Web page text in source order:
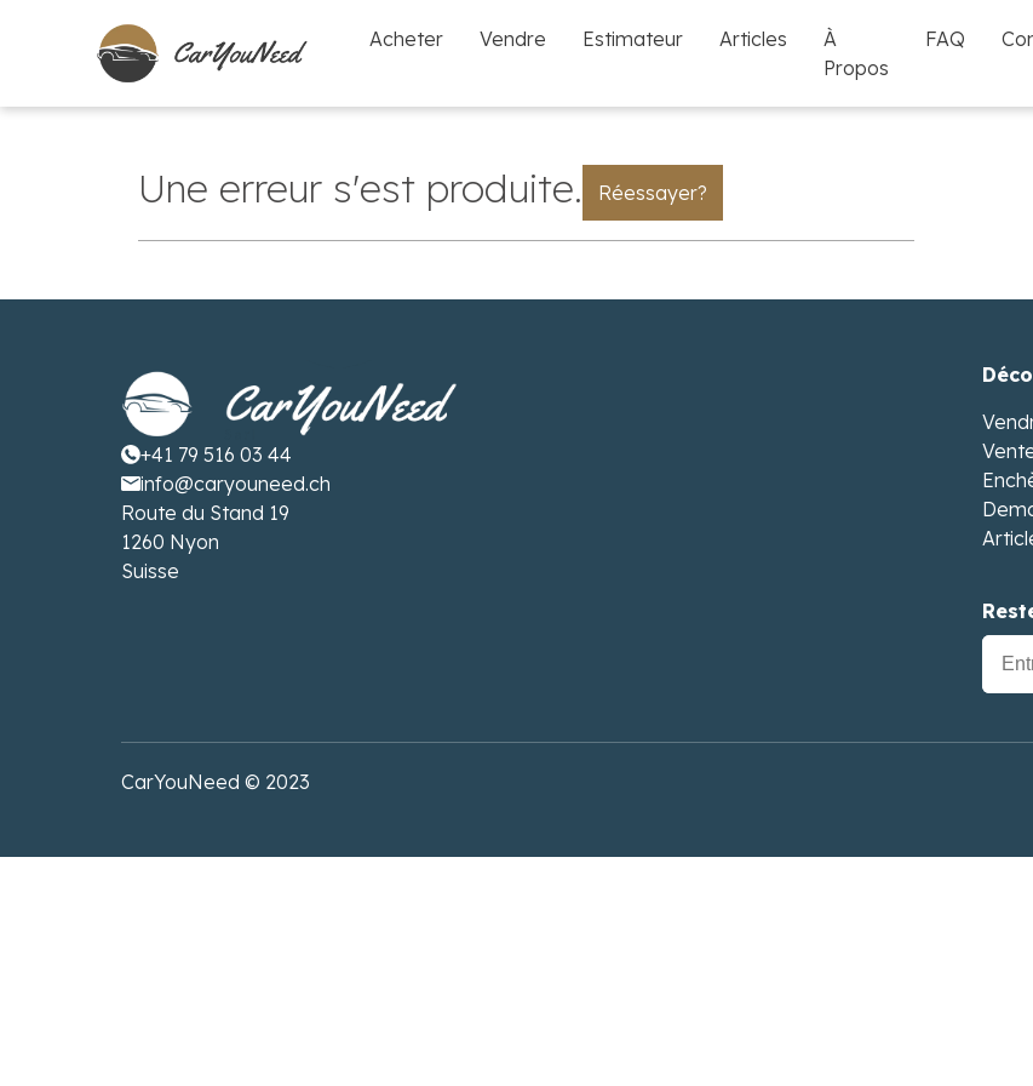
Acheter Vendre Estimateur Articles
À
Propos
FAQ
Une erreur s'est produite. Réessayer?
+41 79 516 03 44
info@caryouneed.ch
Route du Stand 19
1260 Nyon
Suisse
CarYouNeed © 2023